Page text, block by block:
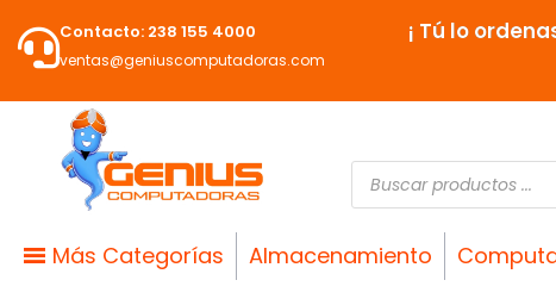
contenido
Contacto: 238 155 4000
ventas@geniuscomputadoras.com
¡ Tú lo
Búsqueda
de
productos
Más Categorías Almacenamiento